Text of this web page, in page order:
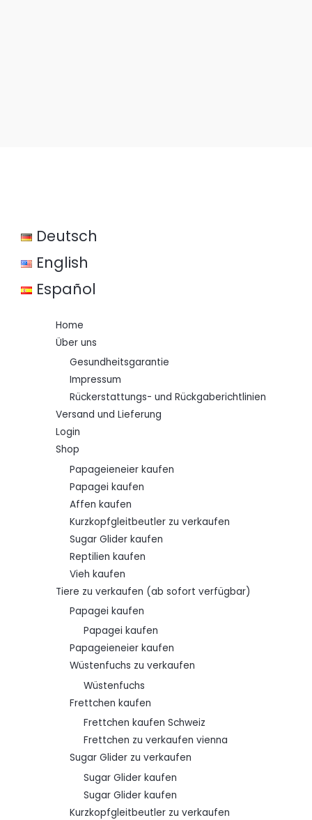
Deutsch
English
Español
Home
Über uns
Gesundheitsgarantie
Impressum
Rückerstattungs- und Rückgaberichtlinien
Versand und Lieferung
Login
Shop
Papageieneier kaufen
Papagei kaufen
Affen kaufen
Kurzkopfgleitbeutler zu verkaufen
Sugar Glider kaufen
Reptilien kaufen
Vieh kaufen
Tiere zu verkaufen (ab sofort verfügbar)
Papagei kaufen
Papagei kaufen
Papageieneier kaufen
Wüstenfuchs zu verkaufen
Wüstenfuchs
Frettchen kaufen
Frettchen kaufen Schweiz
Frettchen zu verkaufen vienna
Sugar Glider zu verkaufen
Sugar Glider kaufen
Sugar Glider kaufen
Kurzkopfgleitbeutler zu verkaufen